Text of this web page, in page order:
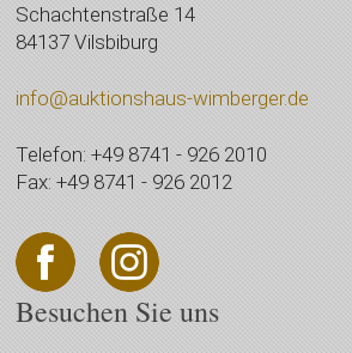
Schachtenstraße 14
84137 Vilsbiburg
info@auktionshaus-wimberger.de
Telefon: +49 8741 - 926 2010
Fax: +49 8741 - 926 2012
Besuchen Sie uns